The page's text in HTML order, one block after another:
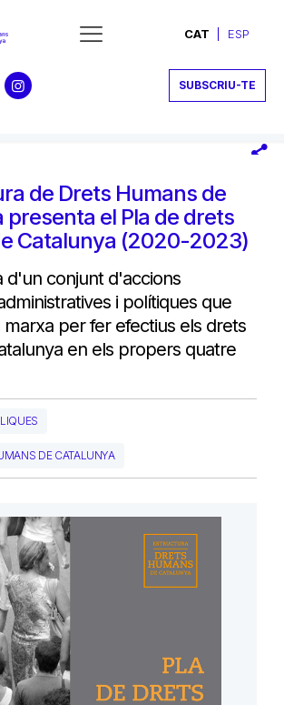
CAT ESP
SUBSCRIU-TE
de Drets Humans de
presenta el Pla de drets
Catalunya (2020-2023)
d'un conjunt d'accions
i polítiques que
per fer efectius els drets
en els propers quatre
DE CATALUNYA